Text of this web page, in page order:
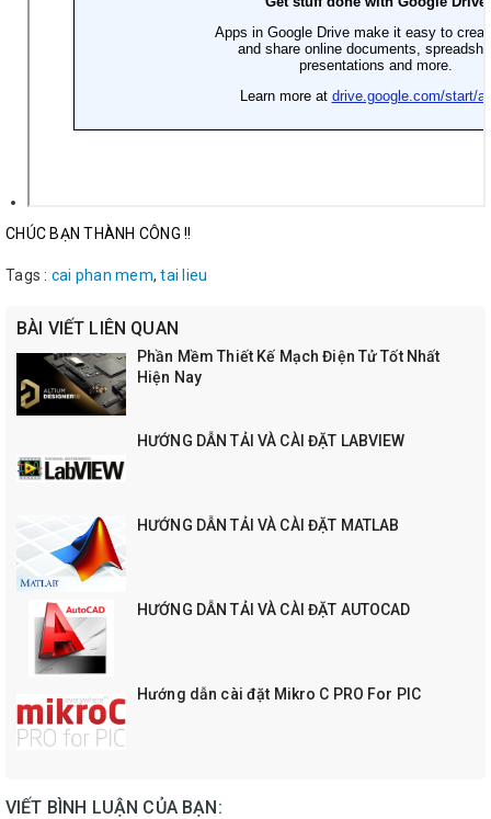
CHÚC BẠN THÀNH CÔNG !!
Tags : cai phan mem,tai lieu
BÀI VIẾT LIÊN QUAN
Phần Mềm Thiết Kế Mạch Điện Tử Tốt Nhất
Hiện Nay
HƯỚNG DẪN TẢI VÀ CÀI ĐẶT LABVIEW
HƯỚNG DẪN TẢI VÀ CÀI ĐẶT MATLAB
HƯỚNG DẪN TẢI VÀ CÀI ĐẶT AUTOCAD
Hướng dẫn cài đặt Mikro C PRO For PIC
VIẾT BÌNH LUẬN CỦA BẠN: